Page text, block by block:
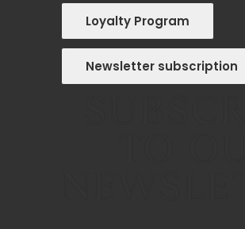
Loyalty Program
Newsletter subscription